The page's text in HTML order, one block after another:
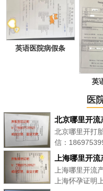
英语医院病假条
英
医
北京哪里开流
北京哪里开打
信：
上海哪里开流
上海哪里开流
上海怀孕证明